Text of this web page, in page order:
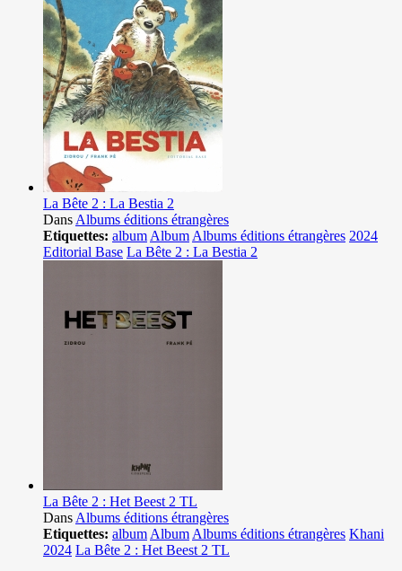
La Bête 2 : La Bestia 2
Dans Albums éditions étrangères
Etiquettes: album Album Albums éditions étrangères 2024
Editorial Base La Bête 2 : La Bestia 2
La Bête 2 : Het Beest 2 TL
Dans Albums éditions étrangères
Etiquettes: album Album Albums éditions étrangères Khani
2024 La Bête 2 : Het Beest 2 TL